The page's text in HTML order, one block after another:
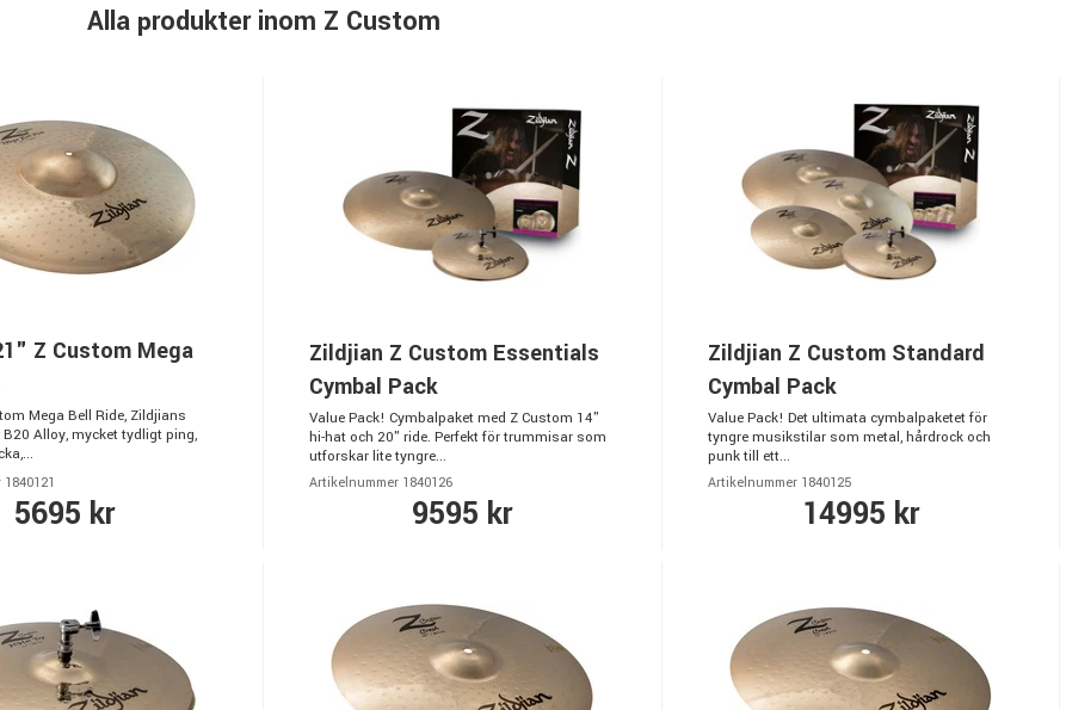
Alla produkter inom Z Custom
Z Custom Mega
Mega Bell Ride, Zildjians
Alloy, mycket tydligt ping,
5695 kr
Zildjian Z Custom Essentials
Cymbal Pack
Value Pack! Cymbalpaket med Z Custom 14"
hi-hat och 20" ride. Perfekt för trummisar som
utforskar lite tyngre...
Artikelnummer 1840126
9595 kr
Zildjian Z Custom Standard
Cymbal Pack
Value Pack! Det ultimata cymbalpaketet för
tyngre musikstilar som metal, hårdrock och
punk till ett...
Artikelnummer 1840125
14995 kr